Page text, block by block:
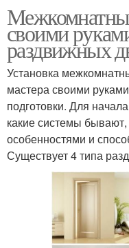
своими
раздвижных
Установка
мастера своими
подготовки. Для
какие системы
особенностями и
Существует 4 типа